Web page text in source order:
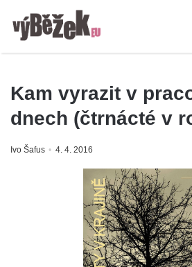
Kam vyrazit v
dnech (čtrnácté v
Ivo Šafus 4. 4. 2016